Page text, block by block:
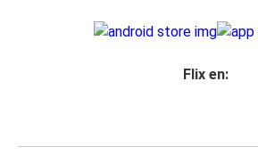
Flix en: